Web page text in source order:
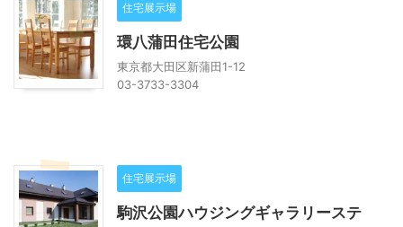
住宅展示場
環八蒲田住宅公園
東京都大田区新蒲田1-12
03-3733-3304
住宅展示場
駒沢公園ハウジングギャラリーステ